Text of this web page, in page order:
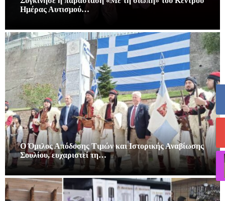
Ημέρας Αυτισμού…
Ο Όμιλος Απόδοσης Τιμών και Ιστορικής Αναβίωσης
Σουλίου, ευχαριστεί τη…